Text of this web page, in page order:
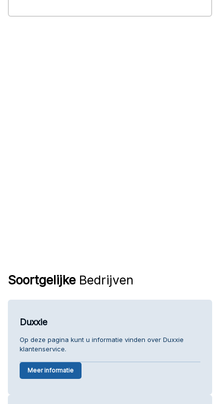
Soortgelijke Bedrijven
Duxxie
Op deze pagina kunt u informatie vinden over Duxxie
klantenservice.
Meer informatie